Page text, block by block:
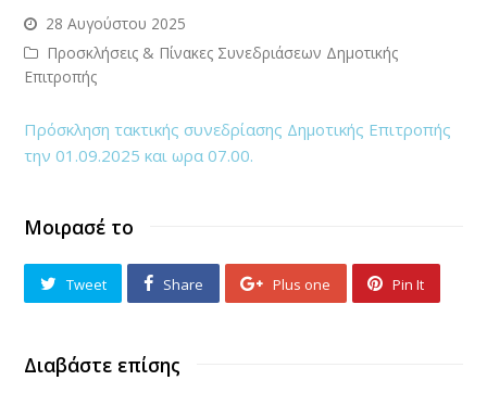
28 Αυγούστου 2025
Προσκλήσεις & Πίνακες Συνεδριάσεων Δημοτικής
Επιτροπής
Πρόσκληση τακτικής συνεδρίασης Δημοτικής Επιτροπής
την 01.09.2025 και ωρα 07.00.
Μοιρασέ το
Tweet Share Plus one Pin It
Διαβάστε επίσης